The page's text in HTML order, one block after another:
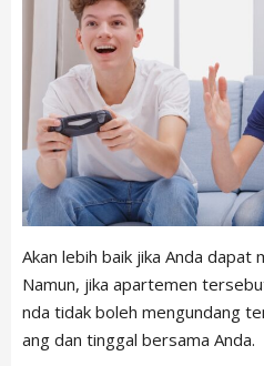
Akan lebih baik jika Anda dapat
Namun, jika apartemen
nda tidak boleh mengundang
ang dan tinggal bersama Anda.